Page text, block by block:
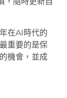
在AI時代的
重要的是保
機會，並成